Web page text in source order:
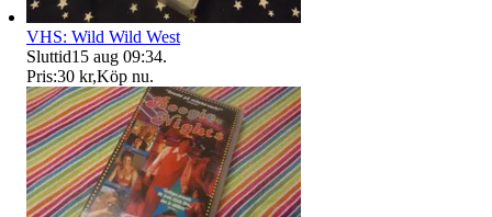
VHS: Wild Wild West
Sluttid15 aug 09:34.
Pris:30 kr,Köp nu.